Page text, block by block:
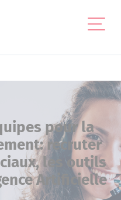
pour la
recruter
les outils
Artificielle